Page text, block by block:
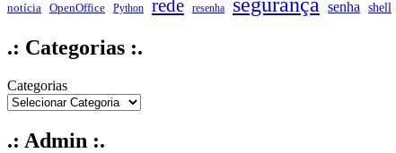
notícia OpenOffice Python rede resenha senha shell
.: Categorias :.
Categorias
.: Admin :.